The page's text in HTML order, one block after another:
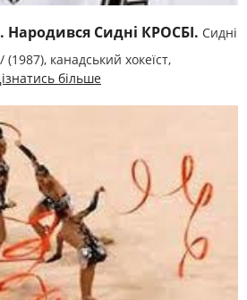
Народився Сидні КРОСБІ. Сидні
канадський хокеїст,
більше